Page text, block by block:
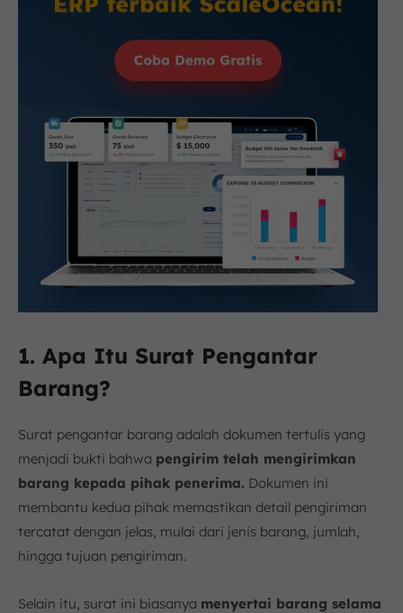
1. Apa Itu Surat Pengantar
Barang?
Surat pengantar barang adalah dokumen tertulis yang
menjadi bukti bahwa pengirim telah mengirimkan
barang kepada pihak penerima. Dokumen ini
membantu kedua pihak memastikan detail pengiriman
tercatat dengan jelas, mulai dari jenis barang, jumlah,
hingga tujuan pengiriman.
Selain itu, surat ini biasanya menyertai barang selama